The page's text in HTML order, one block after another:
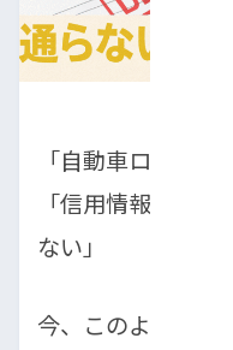
「自動車ローン
「信用情報に自信
ない」
今、このようにお